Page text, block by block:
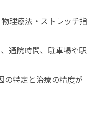
物理療法・ストレッチ指
、通院時間、駐車場や駅
の特定と治療の精度が